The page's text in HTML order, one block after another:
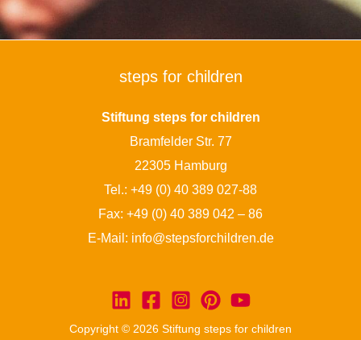
steps for children
Stiftung steps for children
Bramfelder Str. 77
22305 Hamburg
Tel.: +49 (0) 40 389 027-88
Fax: +49 (0) 40 389 042 – 86
E-Mail: info@stepsforchildren.de
Copyright © 2026 Stiftung steps for children